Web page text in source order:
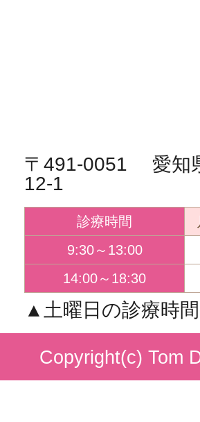
〒491-0051 愛知
12-1
診療時間
9:30～13:00
14:00～18:30
▲土曜日の診療時
Copyright(c) Tom